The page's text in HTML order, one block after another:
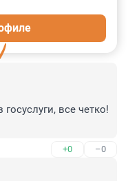
все четко!
+0 –0